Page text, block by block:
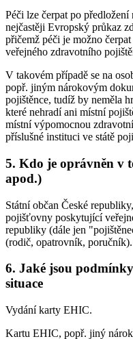
Péči lze čerpat po
nejčastěji Evropský průkaz
přičemž péči je možno
veřejného zdravotního
V takovém případě se na
popř. jiným nárokovým
pojištěnce, tudíž by neměla
které nehradí ani místní
místní výpomocnou
příslušné instituci ve státě
5. Kdo je oprávněn v
apod.)
Státní občan České
pojišťovny poskytující
republiky (dále jen
(rodič, opatrovník, poručník).
6. Jaké jsou
situace
Vydání karty EHIC.
Kartu EHIC, popř. jiný